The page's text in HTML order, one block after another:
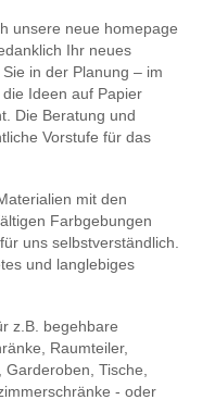
unsere neue homepage
Ihr neues
in der Planung – im
Ideen auf Papier
Die Beratung und
Vorstufe für das
mit den
Farbgebungen
uns selbstverständlich.
und langlebiges
z.B. begehbare
Raumteiler,
Garderoben, Tische,
- oder